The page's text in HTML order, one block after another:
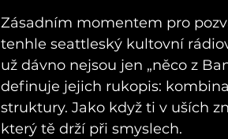
Zásadním momentem pro
tenhle seattleský kultovní
už dávno nejsou jen „něco z
definuje jejich rukopis:
struktury. Jako když ti v uších
který tě drží při smyslech.